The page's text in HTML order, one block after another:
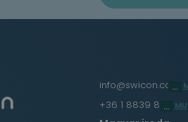
info@swicon.com
+36 1 8839 860